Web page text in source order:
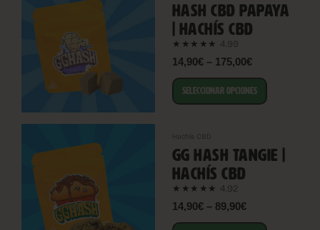
HASH CBD PAPAYA
| HACHÍS CBD
★★★★★ 4.99
14,90€ – 175,00€
SELECCIONAR OPCIONES
Hachís CBD
GG HASH TANGIE |
HACHÍS CBD
★★★★★ 4.92
14,90€ – 89,90€